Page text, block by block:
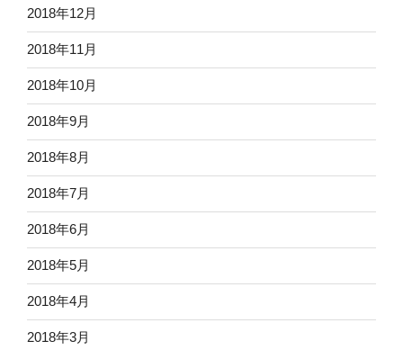
2018年12月
2018年11月
2018年10月
2018年9月
2018年8月
2018年7月
2018年6月
2018年5月
2018年4月
2018年3月